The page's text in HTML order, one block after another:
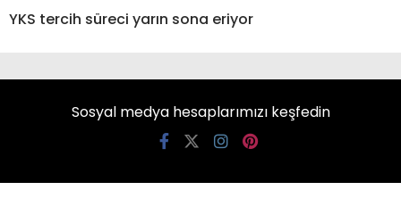
YKS tercih süreci yarın sona eriyor
Sosyal medya hesaplarımızı keşfedin